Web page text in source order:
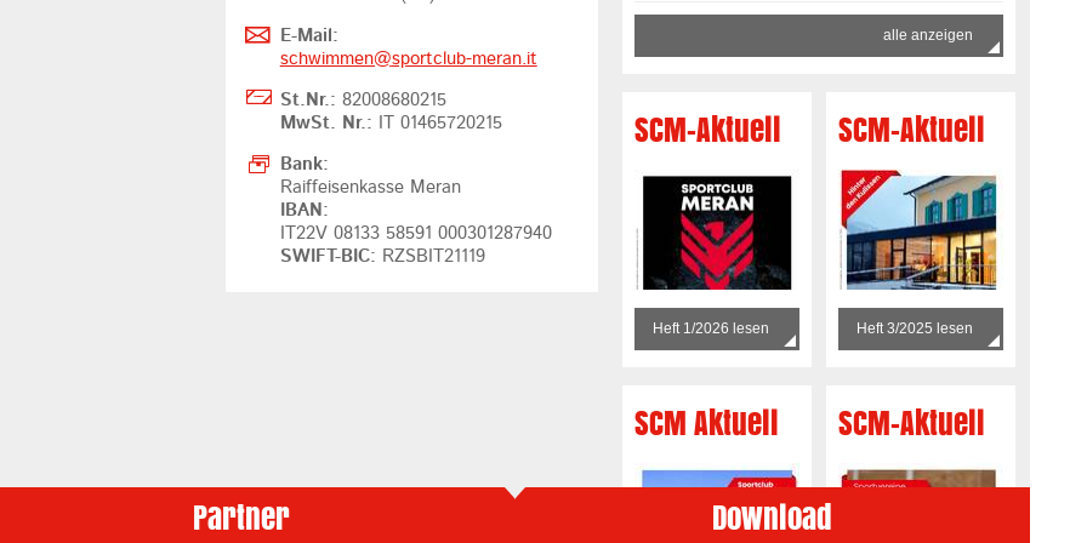
E-Mail:
schwimmen@sportclub-meran.it
St.Nr.: 82008680215
MwSt. Nr.:
IT 01465720215
Bank:
Raiffeisenkasse Meran
IBAN:
IT22V 08133 58591 000301287940
SWIFT-BIC: RZSBIT21119
alle anzeigen
SCM-Aktuell
Heft 1/2026 lesen
SCM-Aktuell
Heft 3/2025 lesen
SCM Aktuell SCM-Aktuell
Partner Download